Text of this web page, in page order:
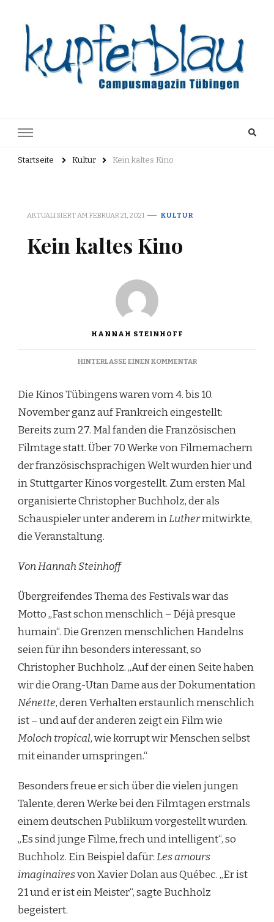
Archiv
Startseite Kultur Kein kaltes Kino
AKTUALISIERT AM FEBRUAR 21, 2021 KULTUR
Kein kaltes Kino
HANNAH STEINHOFF
HINTERLASSE EINEN KOMMENTARZU
KINO
Die Kinos Tübingens waren vom 4. bis 10.
November ganz auf Frankreich eingestellt:
Bereits zum 27. Mal fanden die Französischen
Filmtage statt. Über 70 Werke von Filmemachern
der französischsprachigen Welt wurden hier und
in Stuttgarter Kinos vorgestellt. Zum ersten Mal
organisierte Christopher Buchholz, der als
Schauspieler unter anderem inLuthermitwirkte,
die Veranstaltung.
Von Hannah Steinhoff
Übergreifendes Thema des Festivals war das
Motto „Fast schon menschlich – Déjà presque
humain“. Die Grenzen menschlichen Handelns
seien für ihn besonders interessant, so
Christopher Buchholz. „Auf der einen Seite haben
wir die Orang-Utan Dame aus der Dokumentation
Nénette, deren Verhalten erstaunlich menschlich
ist – und auf der anderen zeigt ein Film wie
Moloch tropical, wie korrupt wir Menschen selbst
mit einander umspringen.“
Besonders freue er sich über die vielen jungen
Talente, deren Werke bei den Filmtagen erstmals
einem deutschen Publikum vorgestellt wurden.
„Es sind junge Filme, frech und intelligent“, so
Buchholz. Ein Beispiel dafür:Les amours
imaginairesvon Xavier Dolan aus Québec. „Er ist
21 und er ist ein Meister“, sagte Buchholz
begeistert.